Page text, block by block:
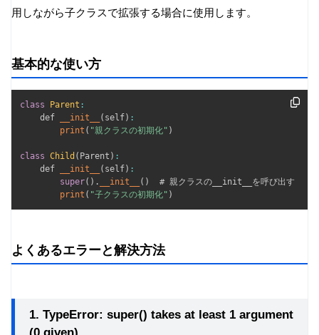
用しながら子クラスで拡張する場合に使用します。
基本的な使い方
class Parent :
    def
__init__ ( self) :
print ( "親クラスの初期化" )
class Child ( Parent ) :
    def
__init__ ( self) :
super( ) . __init__ ( )
  # 親クラスの__init__を呼び出す
print ( "子クラスの初期化" )
よくあるエラーと解決方法
1. TypeError: super() takes at least 1 argument